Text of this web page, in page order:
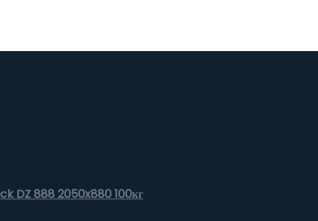
DZ 888 2050x880 100кг